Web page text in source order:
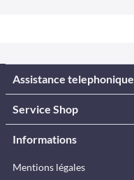
Assistance telephonique
Service Shop
Informations
Mentions légales